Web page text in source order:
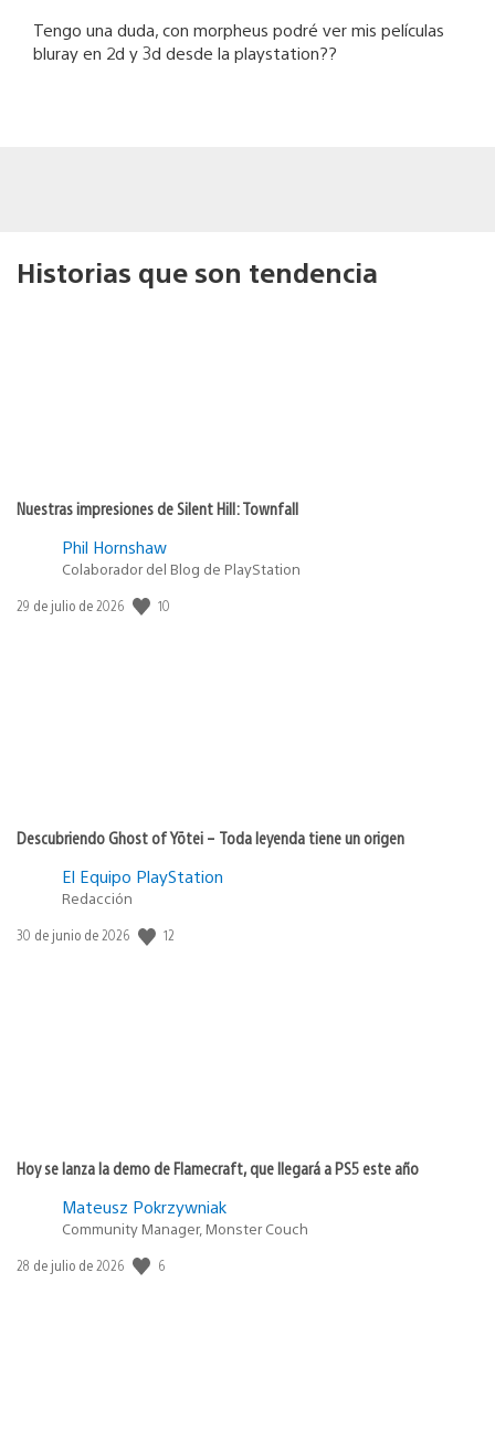
Tengo una duda, con morpheus podré ver mis películas
bluray en 2d y 3d desde la playstation??
Historias que son tendencia
Nuestras impresiones de Silent Hill: Townfall
Phil Hornshaw
Colaborador del Blog de PlayStation
Fecha
29 de julio de 2026 10
Descubriendo Ghost of Yōtei – Toda leyenda tiene un origen
El Equipo PlayStation
Redacción
Fecha
30 de junio de 2026 12
Hoy se lanza la demo de Flamecraft, que llegará a PS5 este año
Mateusz Pokrzywniak
Community Manager, Monster Couch
Fecha
28 de julio de 2026 6